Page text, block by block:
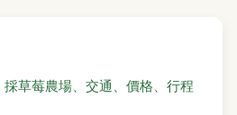
草莓農場、交通、價格、行程